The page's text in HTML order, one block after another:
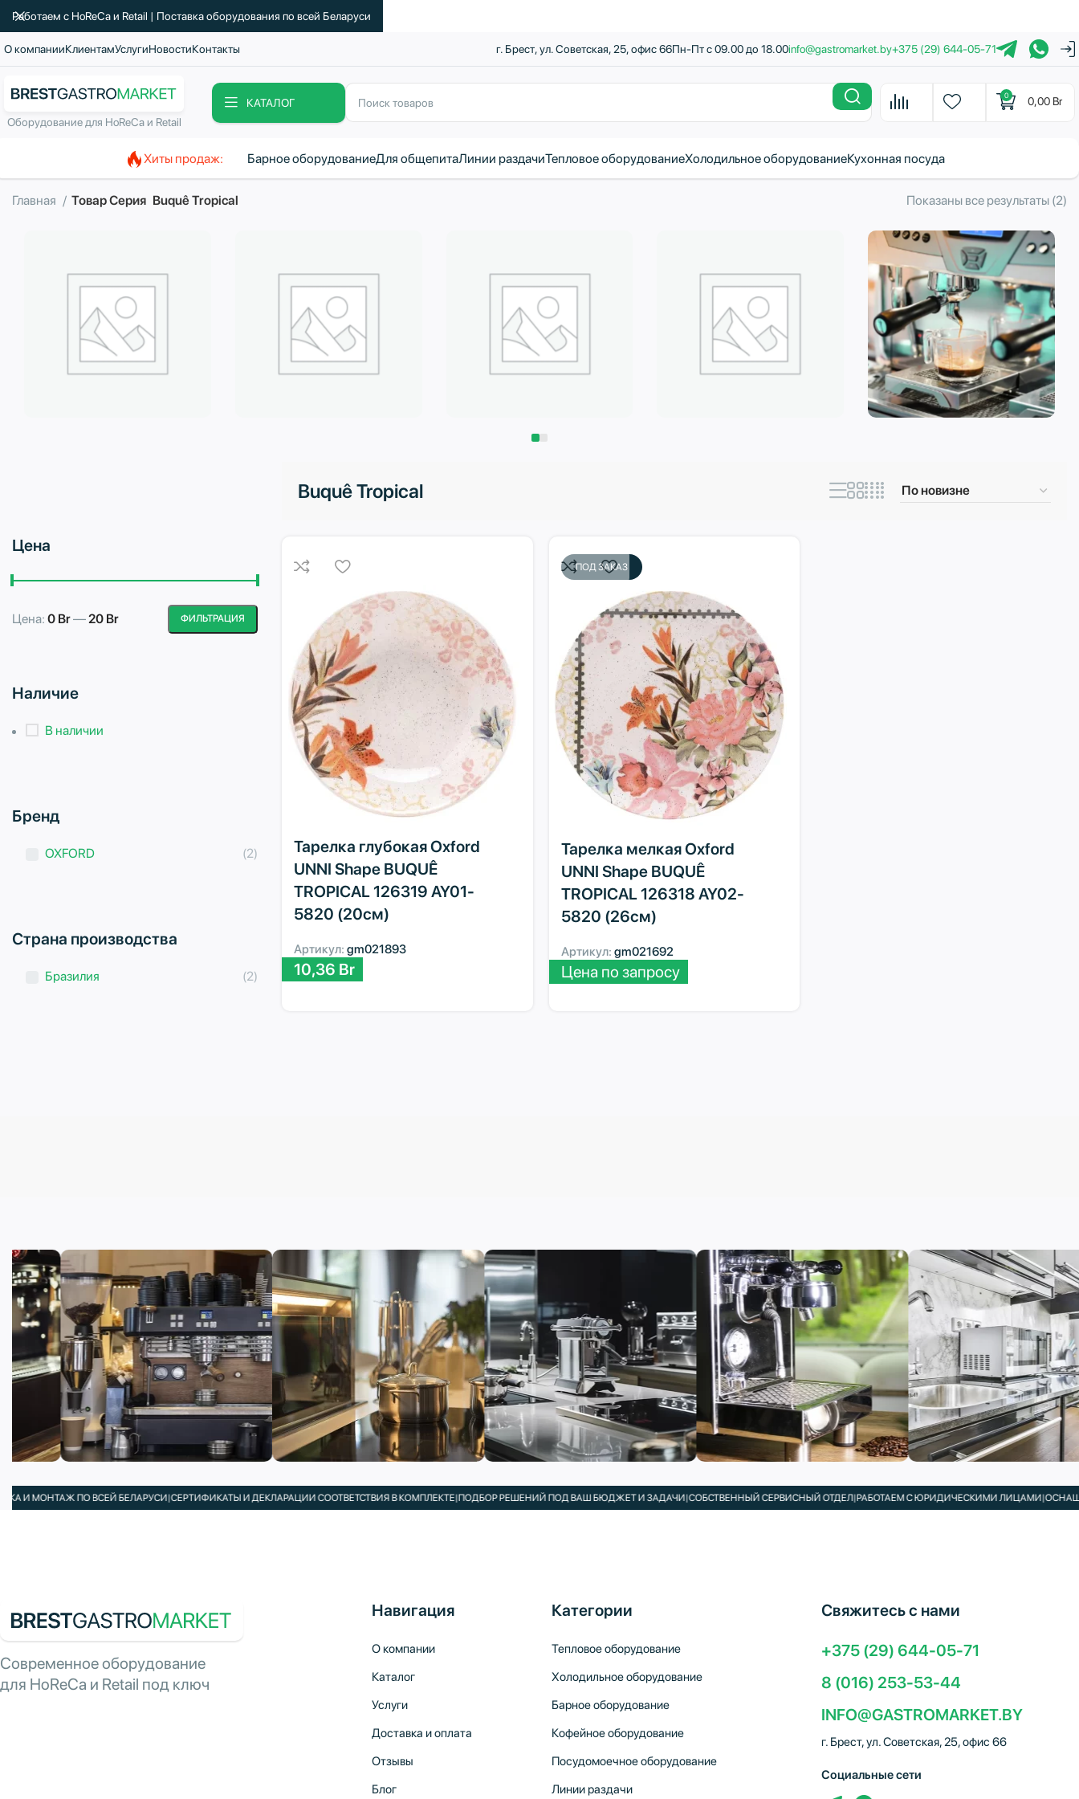
О компанииКлиентамУслугиНовостиКонтакты г. Брест, ул. Советская, 25, офис 66Пн-Пт с 09.00 до 18.00info@gastromarket.by+375 (29) 644-05-71
Оборудование для HoReCa и Retail
КАТАЛОГ
0 0,00 Br
Хиты продаж: Барное оборудованиеДля общепитаЛинии раздачиТепловое оборудованиеХолодильное оборудованиеКухонная посуда
Главная Товар Серия Buquê Tropical Показаны все результаты (2)
Цена
Минимальная
Максимальная
ФИЛЬТРАЦИЯ
Цена: 0 Br—20 Br
Наличие
В наличии
Бренд
OXFORD (2)
Страна производства
Бразилия (2)
Buquê Tropical
Тарелка глубокая Oxford
UNNI Shape BUQUÊ
TROPICAL 126319 AY01-
5820 (20см)
Артикул: gm021893
10,36 Br
ПОД ЗАКАЗ
Тарелка мелкая Oxford
UNNI Shape BUQUÊ
TROPICAL 126318 AY02-
5820 (26см)
Артикул: gm021692
Цена по запросу
МОНТАЖ ПО ВСЕЙ БЕЛАРУСИ|СЕРТИФИКАТЫ И ДЕКЛАРАЦИИ СООТВЕТСТВИЯ В КОМПЛЕКТЕ|ПОДБОР РЕШЕНИЙ ПОД ВАШ БЮДЖЕТ И ЗАДАЧИ|СОБСТВЕННЫЙ СЕРВИСНЫЙ ОТДЕЛ|РАБОТАЕМ С ЮРИДИЧЕСКИМИ ЛИЦАМИ| ОСНАЩАЕМ
Современное оборудование
для HoReCa и Retail под ключ
Навигация
О компании
Каталог
Услуги
Доставка и оплата
Отзывы
Блог
Категории
Тепловое оборудование
Холодильное оборудование
Барное оборудование
Кофейное оборудование
Посудомоечное оборудование
Линии раздачи
Свяжитесь с нами
+375 (29) 644-05-71
8 (016) 253-53-44
INFO@GASTROMARKET.BY
г. Брест, ул. Советская, 25, офис 66
Социальные сети
Работаем с HoReCa и Retail | Поставка оборудования по всей Беларуси